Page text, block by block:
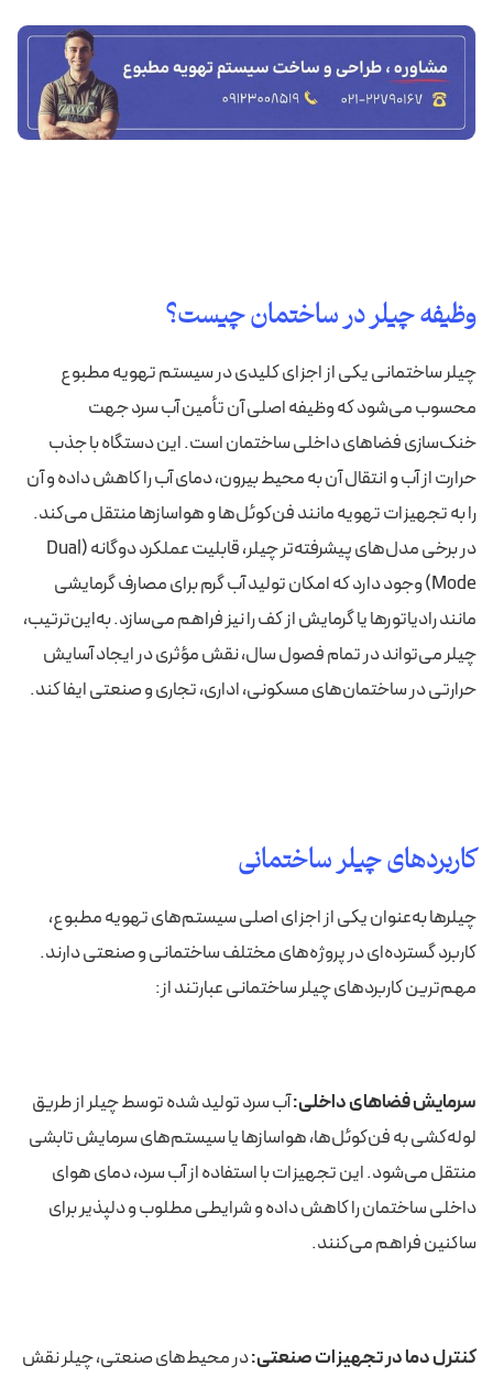
وظیفه چیلر در ساختمان چیست؟
چیلر ساختمانی یکی از اجزای کلیدی در سیستم تهویه مطبوع
محسوب می‌شود که وظیفه اصلی آن تأمین آب سرد جهت
خنک‌سازی فضاهای داخلی ساختمان است. این دستگاه با جذب
حرارت از آب و انتقال آن به محیط بیرون، دمای آب را کاهش داده و آن
را به تجهیزات تهویه مانند فن‌کوئل‌ها و هواسازها منتقل می‌کند.
در برخی مدل‌های پیشرفته‌تر چیلر، قابلیت عملکرد دوگانه (Dual
Mode) وجود دارد که امکان تولید آب گرم برای مصارف گرمایشی
مانند رادیاتورها یا گرمایش از کف را نیز فراهم می‌سازد. به‌این‌ترتیب،
چیلر می‌تواند در تمام فصول سال، نقش مؤثری در ایجاد آسایش
حرارتی در ساختمان‌های مسکونی، اداری، تجاری و صنعتی ایفا کند.
کاربردهای چیلر ساختمانی
چیلرها به‌عنوان یکی از اجزای اصلی سیستم‌های تهویه مطبوع،
کاربرد گسترده‌ای در پروژه‌های مختلف ساختمانی و صنعتی دارند.
مهم‌ترین کاربردهای چیلر ساختمانی عبارتند از:
سرمایش فضاهای داخلی:آب سرد تولید شده توسط چیلر از طریق
لوله‌کشی به فن‌کوئل‌ها، هواسازها یا سیستم‌های سرمایش تابشی
منتقل می‌شود. این تجهیزات با استفاده از آب سرد، دمای هوای
داخلی ساختمان را کاهش داده و شرایطی مطلوب و دلپذیر برای
ساکنین فراهم می‌کنند.
کنترل دما در تجهیزات صنعتی:در محیط‌های صنعتی، چیلر نقش